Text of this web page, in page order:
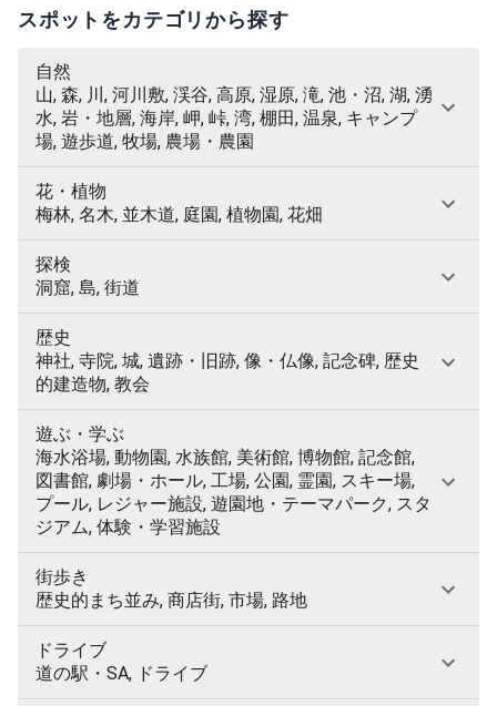
スポットをカテゴリから探す
自然
山, 森, 川, 河川敷, 渓谷, 高原, 湿原, 滝, 池・沼, 湖, 湧
水, 岩・地層, 海岸, 岬, 峠, 湾, 棚田, 温泉, キャンプ
場, 遊歩道, 牧場, 農場・農園
花・植物
梅林, 名木, 並木道, 庭園, 植物園, 花畑
探検
洞窟, 島, 街道
歴史
神社, 寺院, 城, 遺跡・旧跡, 像・仏像, 記念碑, 歴史
的建造物, 教会
遊ぶ・学ぶ
海水浴場, 動物園, 水族館, 美術館, 博物館, 記念館,
図書館, 劇場・ホール, 工場, 公園, 霊園, スキー場,
プール, レジャー施設, 遊園地・テーマパーク, スタ
ジアム, 体験・学習施設
街歩き
歴史的まち並み, 商店街, 市場, 路地
ドライブ
道の駅・SA, ドライブ